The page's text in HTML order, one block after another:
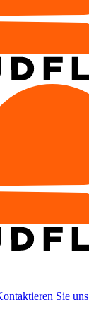
Sie uns